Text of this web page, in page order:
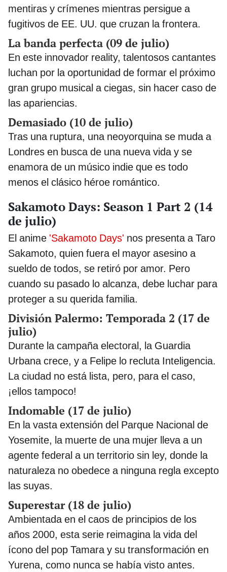
mentiras y crímenes mientras persigue a
fugitivos de EE. UU. que cruzan la frontera.
La banda perfecta (09 de julio)
En este innovador reality, talentosos cantantes
luchan por la oportunidad de formar el próximo
gran grupo musical a ciegas, sin hacer caso de
las apariencias.
Demasiado (10 de julio)
Tras una ruptura, una neoyorquina se muda a
Londres en busca de una nueva vida y se
enamora de un músico indie que es todo
menos el clásico héroe romántico.
Sakamoto Days: Season 1 Part 2 (14
de julio)
El anime 'Sakamoto Days' nos presenta a Taro
Sakamoto, quien fuera el mayor asesino a
sueldo de todos, se retiró por amor. Pero
cuando su pasado lo alcanza, debe luchar para
proteger a su querida familia.
División Palermo: Temporada 2 (17 de
julio)
Durante la campaña electoral, la Guardia
Urbana crece, y a Felipe lo recluta Inteligencia.
La ciudad no está lista, pero, para el caso,
¡ellos tampoco!
Indomable (17 de julio)
En la vasta extensión del Parque Nacional de
Yosemite, la muerte de una mujer lleva a un
agente federal a un territorio sin ley, donde la
naturaleza no obedece a ninguna regla excepto
las suyas.
Superestar (18 de julio)
Ambientada en el caos de principios de los
años 2000, esta serie reimagina la vida del
ícono del pop Tamara y su transformación en
Yurena, como nunca se había visto antes.